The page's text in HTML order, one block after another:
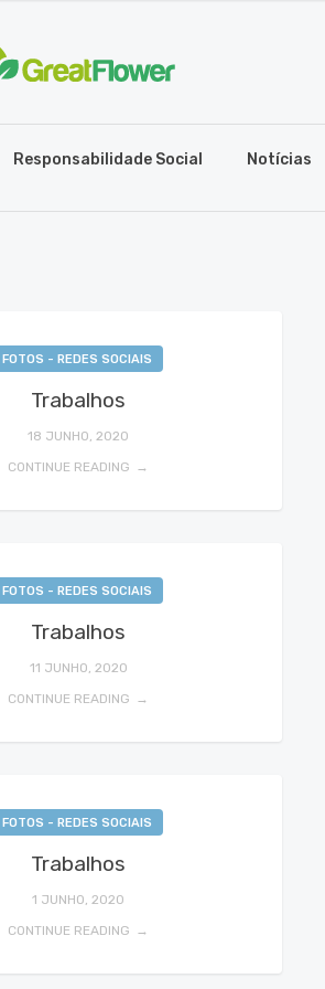
Responsabilidade Social Notícias
FOTOS - REDES SOCIAIS
Trabalhos
18 JUNHO, 2020
CONTINUE READING
FOTOS - REDES SOCIAIS
Trabalhos
11 JUNHO, 2020
CONTINUE READING
FOTOS - REDES SOCIAIS
Trabalhos
1 JUNHO, 2020
CONTINUE READING